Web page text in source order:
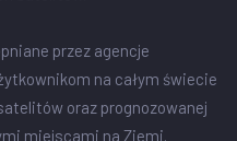
przez agencje
na całym świecie
oraz prognozowanej
miejscami na Ziemi.